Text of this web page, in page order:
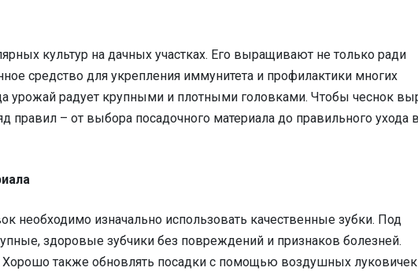
культур на дачных участках. Его выращивают не только ради
средство для укрепления иммунитета и профилактики многих
урожай радует крупными и плотными головками. Чтобы чеснок
правил – от выбора посадочного материала до правильного ухода
необходимо изначально использовать качественные зубки. Под
здоровые зубчики без повреждений и признаков болезней.
также обновлять посадки с помощью воздушных луковичек